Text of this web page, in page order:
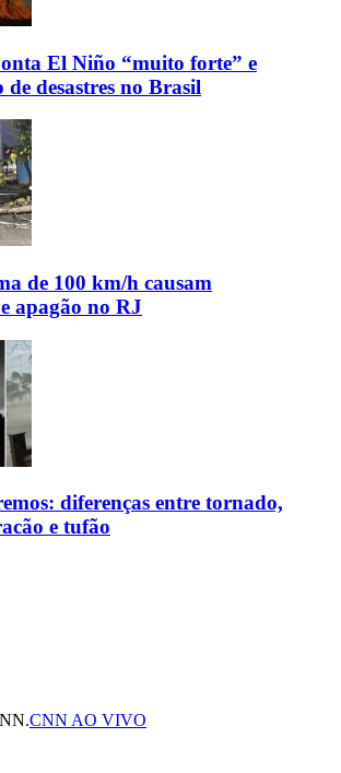
El Niño “muito forte” e
desastres no Brasil
de 100 km/h causam
apagão no RJ
diferenças entre tornado,
e tufão
CNN AO VIVO